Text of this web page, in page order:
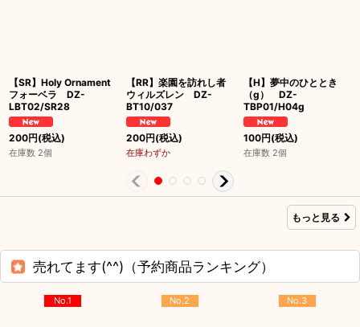
【SR】Holy Ornament
フォーベラ DZ-
LBT02/SR28
200円(税込)
在庫数 2個
【RR】楽園を訪れし者
ウィルズレン DZ-
BT10/037
200円(税込)
在庫わずか
【H】夢中のひととき
（g） DZ-
TBP01/H04g
100円(税込)
在庫数 2個
もっと見る
売れてます(^^)（予約商品ランキング）
No.1 No.2 No.3